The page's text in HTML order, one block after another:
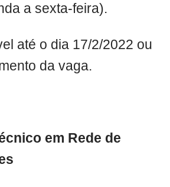
a sexta-feira).
até o dia 17/2/2022 ou
da vaga.
em Rede de